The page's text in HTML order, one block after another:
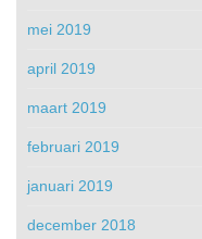
mei 2019
april 2019
maart 2019
februari 2019
januari 2019
december 2018